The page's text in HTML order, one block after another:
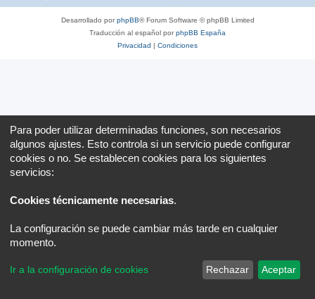
Desarrollado porphpBB® Forum Software © phpBB Limited
Traducción al español porphpBB España
Privacidad | Condiciones
Para poder utilizar determinadas funciones, son necesarios
algunos ajustes. Esto controla si un servicio puede configurar
cookies o no. Se establecen cookies para los siguientes
servicios:
Cookies técnicamente necesarias.
La configuración se puede cambiar más tarde en cualquier
momento.
Ir a la configuración de cookies Rechazar Aceptar